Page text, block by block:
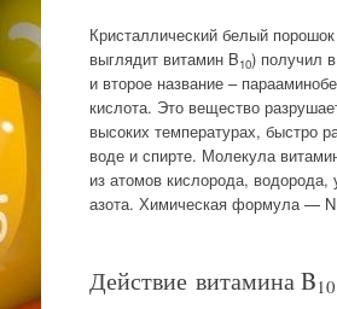
Кристаллический белый
выглядит витамин B10) получил
и второе название –
кислота. Это вещество
высоких температурах, быстро
воде и спирте. Молекула
из атомов кислорода, водорода,
азота. Химическая формула —
Действие витамина B10